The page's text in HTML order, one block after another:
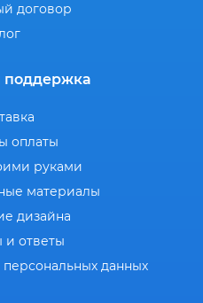
договор
поддержка
оплаты
руками
материалы
дизайна
и ответы
данных